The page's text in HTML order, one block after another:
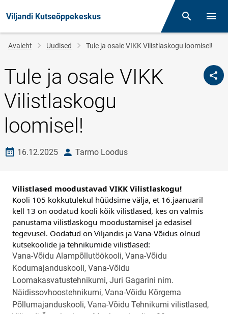
Viljandi Kutseõppekeskus Otsing
Jälglink
Avaleht Uudised Tule ja osale VIKK Vilistlaskogu loomisel!
Tule ja osale VIKK
Vilistlaskogu
loomisel!
Loomise kuupäev
16.12.2025 autorTarmo Loodus
Vilistlased moodustavad VIKK Vilistlaskogu!
Kooli 105 kokkutulekul hüüdsime välja, et 16.jaanuaril
kell 13 on oodatud kooli kõik vilistlased, kes on valmis
panustama vilistlaskogu moodustamisel ja edasisel
tegevusel. Oodatud on Viljandis ja Vana-Võidus olnud
kutsekoolide ja tehnikumide vilistlased:
Vana-Võidu Alampõllutöökooli, Vana-Võidu
Kodumajanduskooli, Vana-Võidu
Loomakasvatustehnikumi, Juri Gagarini nim.
Näidissovhoostehnikumi, Vana-Võidu Kõrgema
Põllumajanduskooli, Vana-Võidu Tehnikumi vilistlased,